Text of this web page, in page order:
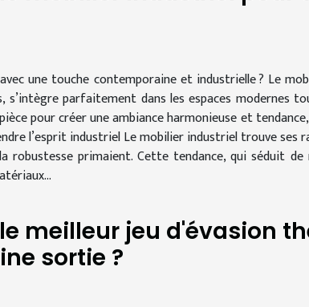
une touche contemporaine et industrielle ? Le
s’intègre parfaitement dans les espaces modernes
pour créer une ambiance harmonieuse et
l’esprit industriel Le mobilier industriel trouve ses
primaient. Cette tendance, qui séduit de
meilleur jeu d'évasion
sortie ?